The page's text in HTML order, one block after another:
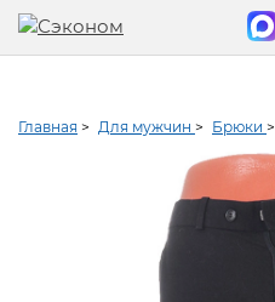
Главная > Для мужчин > Брюки >